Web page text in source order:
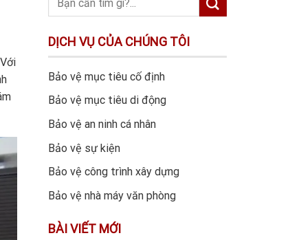
DỊCH VỤ CỦA CHÚNG TÔI
Bảo vệ mục tiêu cố định
Bảo vệ mục tiêu di động
Bảo vệ an ninh cá nhân
Bảo vệ sự kiện
Bảo vệ công trình xây dựng
Bảo vệ nhà máy văn phòng
BÀI VIẾT MỚI